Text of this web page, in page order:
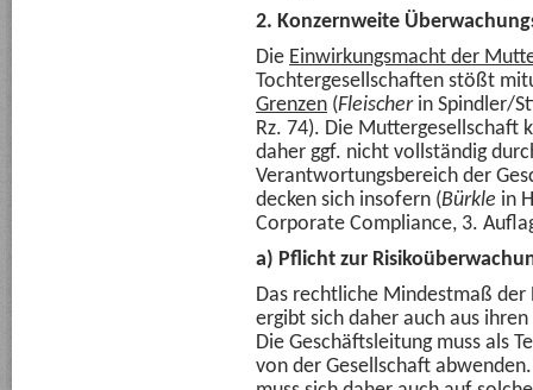
2. Konzernweite
Die Einwirkungsmacht der
Tochtergesellschaften stößt
Grenzen (Fleischerin Spindler/
Rz. 74). Die Muttergesellschaft
daher ggf. nicht vollständig
Verantwortungsbereich der
decken sich insofern (Bürkle in
Corporate Compliance, 3.
a) Pflicht zur
Das rechtliche Mindestmaß der
ergibt sich daher auch aus
Die Geschäftsleitung muss als
von der Gesellschaft